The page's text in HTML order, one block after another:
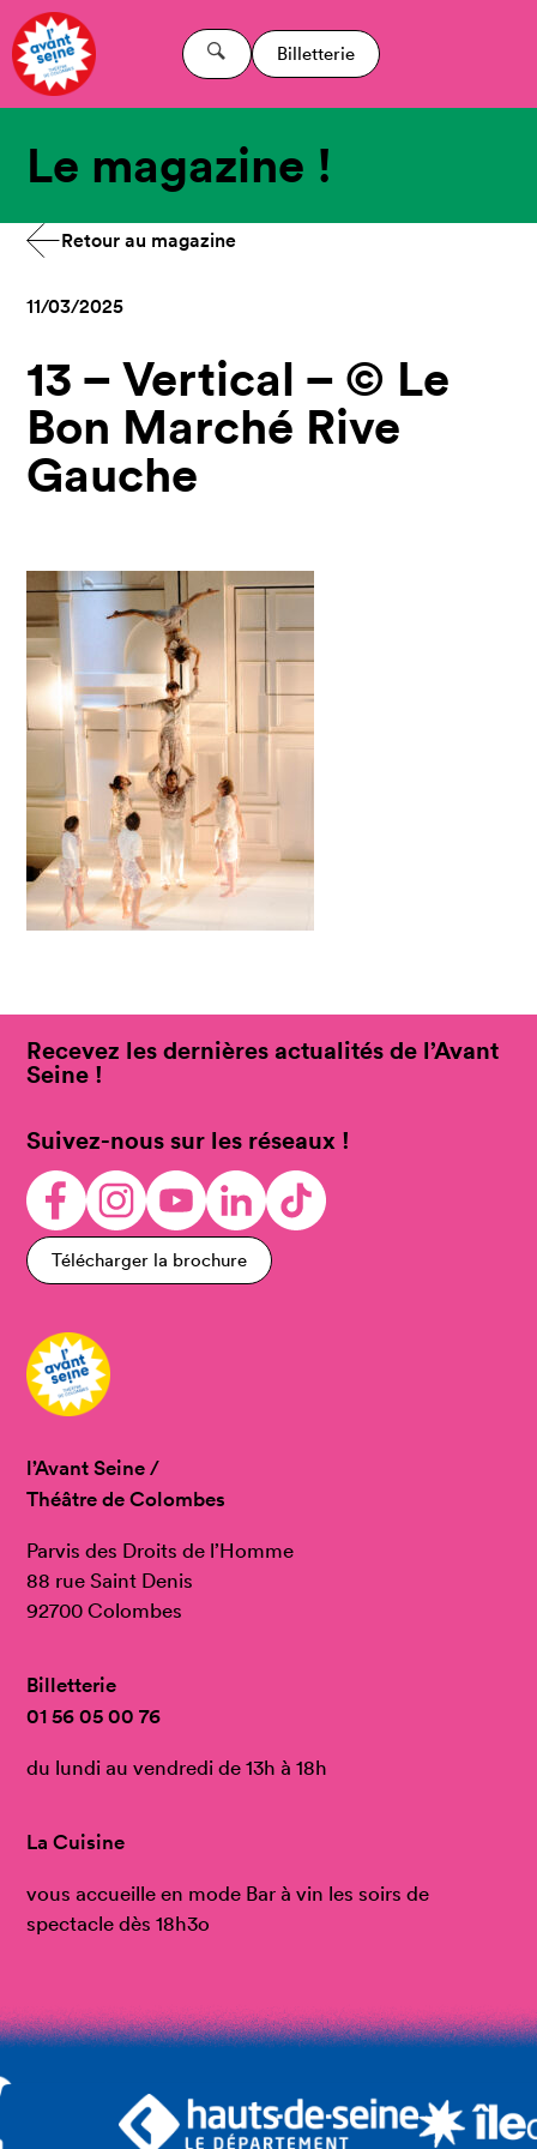
Billetterie
Le magazine !
Retour au magazine
11/03/2025
13 – Vertical – © Le
Bon Marché Rive
Gauche
Recevez les dernières actualités de l’Avant
Seine !
Suivez-nous sur les réseaux !
Télécharger la brochure
l’Avant Seine /
Théâtre de Colombes
Parvis des Droits de l’Homme
88 rue Saint Denis
92700 Colombes
Billetterie
01 56 05 00 76
du lundi au vendredi de 13h à 18h
La Cuisine
vous accueille en mode Bar à vin les soirs de
spectacle dès 18h3o